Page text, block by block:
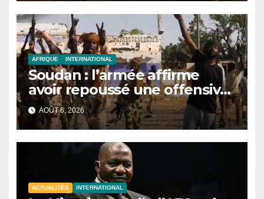
AFRIQUE INTERNATIONAL
Soudan : l’armée affirme
avoir repoussé une offensive
des FSR au Darfour
occidental
AOÛT 6, 2026
ACTUALITÉS INTERNATIONAL